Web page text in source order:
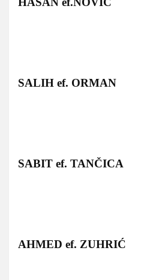
SALIH ef. ORMAN
SABIT ef. TANČICA
AHMED ef. ZUHRIĆ